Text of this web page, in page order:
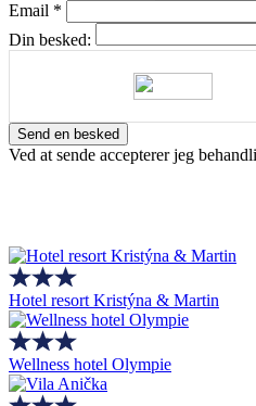
Email *
Din besked:
Send en besked
Ved at sende accepterer jeg
Hotel resort Kristýna & Martin
Wellness hotel Olympie